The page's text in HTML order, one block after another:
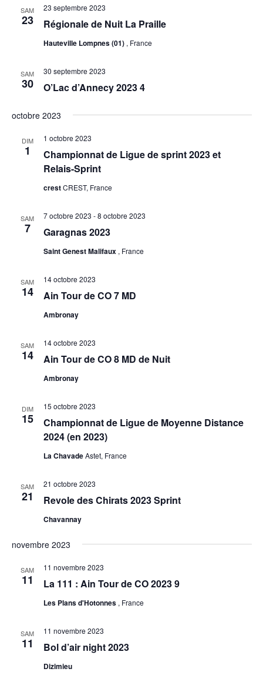
SAM
23 Régionale de Nuit La Praille
23 septembre 2023
Hauteville Lompnes (01) , France
SAM
30 O’Lac d’Annecy 2023 4
30 septembre 2023
octobre 2023
DIM
1
Championnat de Ligue de sprint 2023 et
Relais-Sprint
1 octobre 2023
crestCREST, France
SAM
7 Garagnas 2023
7 octobre 2023 -8 octobre 2023
Saint Genest Malifaux , France
SAM
14 Ain Tour de CO 7 MD
14 octobre 2023
Ambronay
SAM
14 Ain Tour de CO 8 MD de Nuit
14 octobre 2023
Ambronay
DIM
15
Championnat de Ligue de Moyenne Distance
2024 (en 2023)
15 octobre 2023
La ChavadeAstet, France
SAM
21 Revole des Chirats 2023 Sprint
21 octobre 2023
Chavannay
novembre 2023
SAM
11 La 111 : Ain Tour de CO 2023 9
11 novembre 2023
Les Plans d'Hotonnes , France
SAM
11 Bol d’air night 2023
11 novembre 2023
Dizimieu